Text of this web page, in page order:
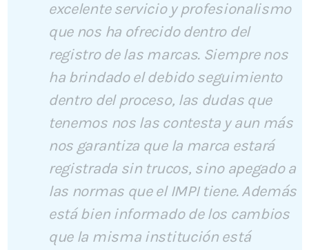
excelente servicio y profesionalismo
que nos ha ofrecido dentro del
registro de las marcas. Siempre nos
ha brindado el debido seguimiento
dentro del proceso, las dudas que
tenemos nos las contesta y aun más
nos garantiza que la marca estará
registrada sin trucos, sino apegado a
las normas que el IMPI tiene. Además
está bien informado de los cambios
que la misma institución está